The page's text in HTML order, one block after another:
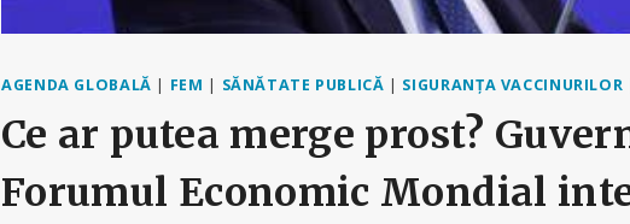
AGENDA GLOBALĂ | FEM | SĂNĂTATE PUBLICĂ | SIGURANȚA VACCINURILOR
Ce ar putea merge prost?
Forumul Economic Mondial